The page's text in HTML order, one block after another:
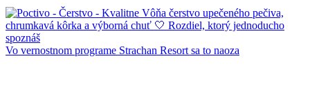
Vo vernostnom programe Strachan Resort sa to naoza